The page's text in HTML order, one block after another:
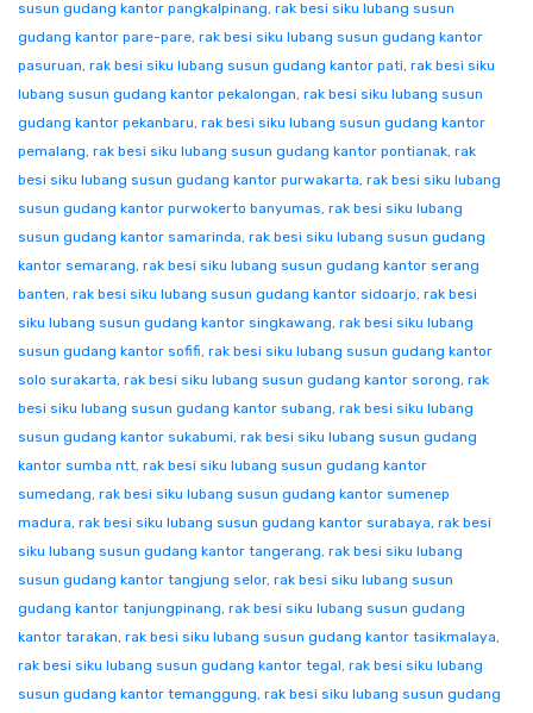
susun gudang kantor pangkalpinang, rak besi siku lubang susun
gudang kantor pare-pare, rak besi siku lubang susun gudang kantor
pasuruan, rak besi siku lubang susun gudang kantor pati, rak besi siku
lubang susun gudang kantor pekalongan, rak besi siku lubang susun
gudang kantor pekanbaru, rak besi siku lubang susun gudang kantor
pemalang, rak besi siku lubang susun gudang kantor pontianak, rak
besi siku lubang susun gudang kantor purwakarta, rak besi siku lubang
susun gudang kantor purwokerto banyumas, rak besi siku lubang
susun gudang kantor samarinda, rak besi siku lubang susun gudang
kantor semarang, rak besi siku lubang susun gudang kantor serang
banten, rak besi siku lubang susun gudang kantor sidoarjo, rak besi
siku lubang susun gudang kantor singkawang, rak besi siku lubang
susun gudang kantor sofifi, rak besi siku lubang susun gudang kantor
solo surakarta, rak besi siku lubang susun gudang kantor sorong, rak
besi siku lubang susun gudang kantor subang, rak besi siku lubang
susun gudang kantor sukabumi, rak besi siku lubang susun gudang
kantor sumba ntt, rak besi siku lubang susun gudang kantor
sumedang, rak besi siku lubang susun gudang kantor sumenep
madura, rak besi siku lubang susun gudang kantor surabaya, rak besi
siku lubang susun gudang kantor tangerang, rak besi siku lubang
susun gudang kantor tangjung selor, rak besi siku lubang susun
gudang kantor tanjungpinang, rak besi siku lubang susun gudang
kantor tarakan, rak besi siku lubang susun gudang kantor tasikmalaya,
rak besi siku lubang susun gudang kantor tegal, rak besi siku lubang
susun gudang kantor temanggung, rak besi siku lubang susun gudang